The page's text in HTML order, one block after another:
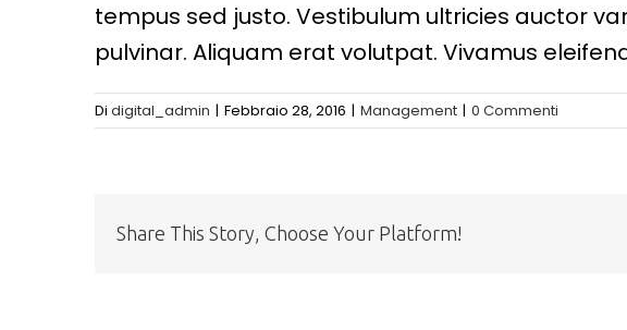
tempus sed justo. Vestibulum ultricies auctor
pulvinar. Aliquam erat volutpat. Vivamus
Di digital_admin | Febbraio 28, 2016 | Management | 0 Commenti
Share This Story, Choose Your Platform!